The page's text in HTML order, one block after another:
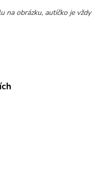
na obrázku, autíčko je vždy